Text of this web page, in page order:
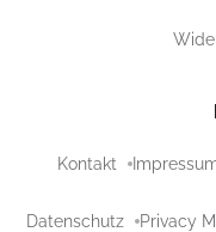
Kontakt
Datenschutz Privacy